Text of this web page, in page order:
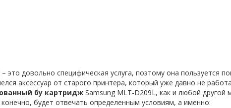
– это довольно специфическая услуга, поэтому она пользуется
аксессуар от старого принтера, который уже давно не
бу картриджSamsung MLT-D209L, как и любой другой
будет отвечать определенным условиям, а именно: